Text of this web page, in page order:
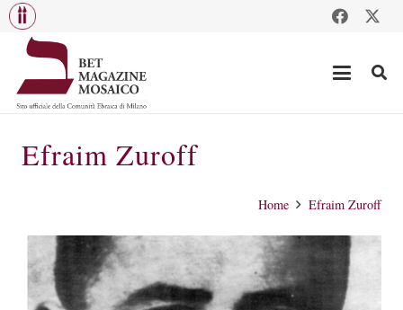
Efraim Zuroff
Home Efraim Zuroff